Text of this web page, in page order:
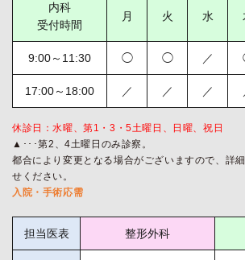
内科
受付時間
月 火 水
9:00～11:30 ◯ ◯ ／
17:00～18:00 ／ ／ ／
休診日：水曜、第1・3・5土曜日、日曜、祝日
▲･･･第2、4土曜日のみ診察。
都合により変更となる場合がございますので、詳
せください。
入院・手術応需
担当医表 整形外科